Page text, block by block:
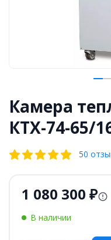
Камера
КТХ-74-65/
50
1 080 300 ₽
В наличии